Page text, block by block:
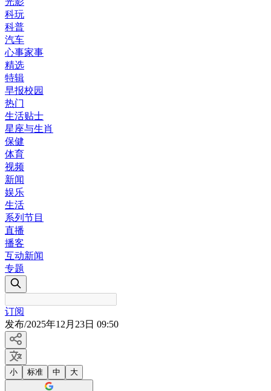
科玩
科普
汽车
心事家事
精选
特辑
早报校园
热门
生活贴士
星座与生肖
保健
体育
视频
新闻
娱乐
生活
系列节目
直播
播客
互动新闻
专题
订阅
发布/2025年12月23日 09:50
小 标准 中 大